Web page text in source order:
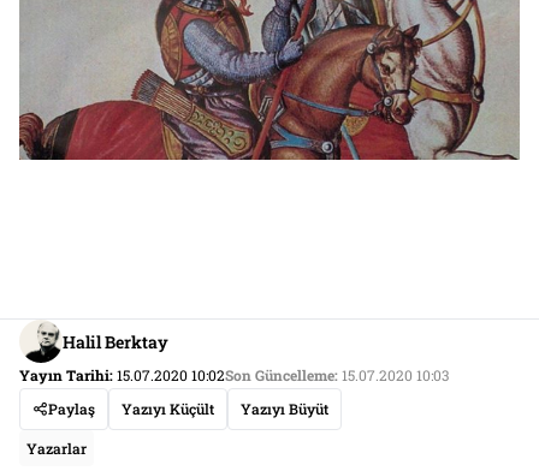
Halil Berktay
Yayın Tarihi:15.07.2020 10:02Son Güncelleme:15.07.2020 10:03
Paylaş
Yazıyı Küçült Yazıyı Büyüt
Yazarlar